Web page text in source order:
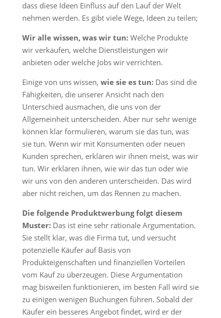
dass diese Ideen Einfluss auf den Lauf der Welt
nehmen werden. Es gibt viele Wege, Ideen zu teilen;
Wir alle wissen, was wir tun:Welche Produkte
wir verkaufen, welche Dienstleistungen wir
anbieten oder welche Jobs wir verrichten.
Einige von uns wissen, wie sie es tun:Das sind die
Fähigkeiten, die unserer Ansicht nach den
Unterschied ausmachen, die uns von der
Allgemeinheit unterscheiden. Aber nur sehr wenige
können klar formulieren, warum sie das tun, was
sie tun. Wenn wir mit Konsumenten oder neuen
Kunden sprechen, erklären wir ihnen meist, was wir
tun. Wir erklären ihnen, wie wir das tun oder wie
wir uns von den anderen unterscheiden. Das wird
aber nicht reichen, um das Rennen zu machen.
Die folgende Produktwerbung folgt diesem
Muster: Das ist eine sehr rationale Argumentation.
Sie stellt klar, was die Firma tut, und versucht
potenzielle Käufer auf Basis von
Produkteigenschaften und finanziellen Vorteilen
vom Kauf zu überzeugen. Diese Argumentation
mag bisweilen funktionieren, im besten Fall wird sie
zu einigen wenigen Buchungen führen. Sobald der
Käufer ein besseres Angebot findet, wird er der